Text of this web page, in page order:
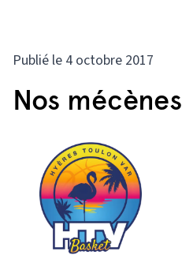
Publié le 4 octobre 2017
Nos mécènes